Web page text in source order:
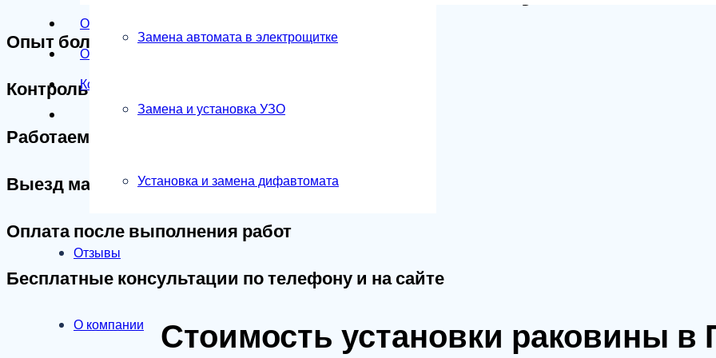
Замена автомата в электрощитке
Замена и установка УЗО
Установка и замена дифавтомата
Отзывы
О компании
Отзывы
О компании
Контакты
Опыт более 15 лет
Контроль качества
Работаем по договору
Выезд мастера в удобное для вас время
Оплата после выполнения работ
Бесплатные консультации по телефону и на сайте
Стоимость установки раковины в